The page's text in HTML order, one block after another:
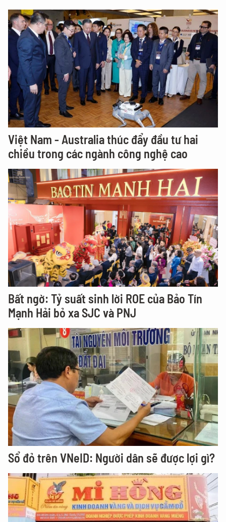
Việt Nam - Australia thúc đẩy đầu tư hai
chiều trong các ngành công nghệ cao
Bất ngờ: Tỷ suất sinh lời ROE của Bảo Tín
Mạnh Hải bỏ xa SJC và PNJ
Sổ đỏ trên VNeID: Người dân sẽ được lợi gì?